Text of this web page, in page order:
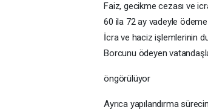
Faiz, gecikme cezası ve
60 ila 72 ay vadeyle ödeme
İcra ve haciz işlemlerinin
Borcunu ödeyen
öngörülüyor
Ayrıca yapılandırma